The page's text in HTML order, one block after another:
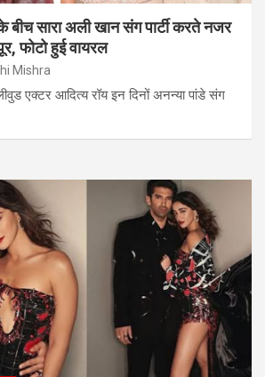
सारा अली खान संग पार्टी करते नजर
फोटो हुई वायरल
Mishra
एक्टर आदित्य रॉय इन दिनों अनन्या पांडे संग